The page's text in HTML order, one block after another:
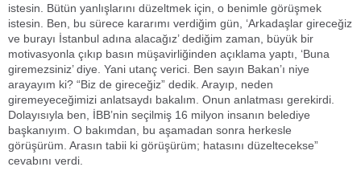
istesin. Bütün yanlışlarını düzeltmek için, o benimle görüşmek
istesin. Ben, bu sürece kararımı verdiğim gün, ‘Arkadaşlar gireceğiz
ve burayı İstanbul adına alacağız’ dediğim zaman, büyük bir
motivasyonla çıkıp basın müşavirliğinden açıklama yaptı, ‘Buna
giremezsiniz’ diye. Yani utanç verici. Ben sayın Bakan’ı niye
arayayım ki? “Biz de gireceğiz” dedik. Arayıp, neden
giremeyeceğimizi anlatsaydı bakalım. Onun anlatması gerekirdi.
Dolayısıyla ben, İBB’nin seçilmiş 16 milyon insanın belediye
başkanıyım. O bakımdan, bu aşamadan sonra herkesle
görüşürüm. Arasın tabii ki görüşürüm; hatasını düzeltecekse”
cevabını verdi.